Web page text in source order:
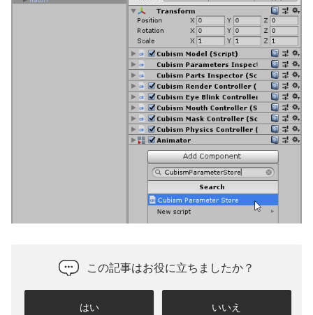
この記事はお役に立ちましたか？
はい いいえ